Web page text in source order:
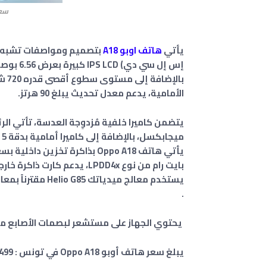
يأتيهاتف اوبو A18 بتصميم ومواصفات تشبه
الأمامية، يدعم معدل تحديث يبلغ 90 هرتز.
ميجابكسل، بالإضافة إلى كاميرا أمامية بدقة 5 ميجابكسل تأتي في شكل ثقب أعلى منتصف الشاشة.
بايت رام من نوع LPDD4x، يدعم كارت ذاكرة خارجية microSDXC.
.
يحتوي الجهاز على مستشعر لبصمات الأصابع
يبلغ سعر هاتف أوبو Oppo A18 في تونس : 499 دينار تونسي.